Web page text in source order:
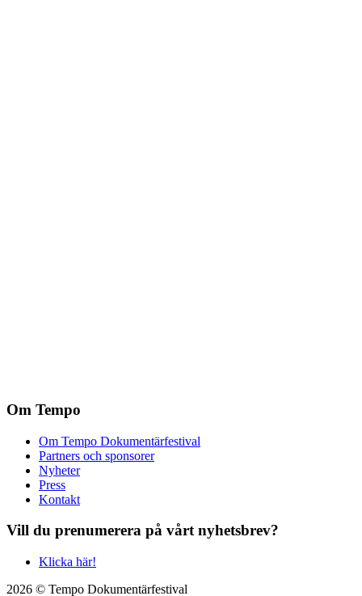
Om Tempo
Om Tempo Dokumentärfestival
Partners och sponsorer
Nyheter
Press
Kontakt
Vill du prenumerera på vårt nyhetsbrev?
Klicka här!
2026 © Tempo Dokumentärfestival